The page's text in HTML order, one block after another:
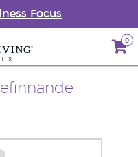
Focus
0